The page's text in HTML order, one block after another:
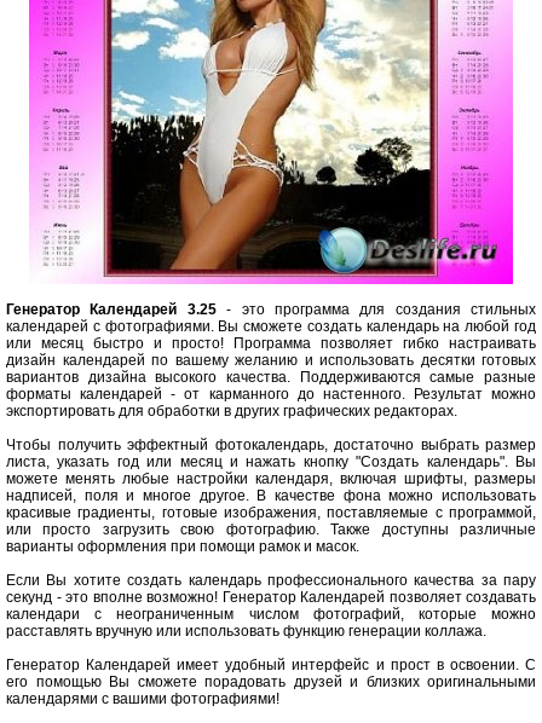
Генератор Календарей 3.25- это программа для создания стильных
календарей с фотографиями. Вы сможете создать календарь на любой год
или месяц быстро и просто! Программа позволяет гибко настраивать
дизайн календарей по вашему желанию и использовать десятки готовых
вариантов дизайна высокого качества. Поддерживаются самые разные
форматы календарей - от карманного до настенного. Результат можно
экспортировать для обработки в других графических редакторах.
Чтобы получить эффектный фотокалендарь, достаточно выбрать размер
листа, указать год или месяц и нажать кнопку "Создать календарь". Вы
можете менять любые настройки календаря, включая шрифты, размеры
надписей, поля и многое другое. В качестве фона можно использовать
красивые градиенты, готовые изображения, поставляемые с программой,
или просто загрузить свою фотографию. Также доступны различные
варианты оформления при помощи рамок и масок.
Если Вы хотите создать календарь профессионального качества за пару
секунд - это вполне возможно! Генератор Календарей позволяет создавать
календари с неограниченным числом фотографий, которые можно
расставлять вручную или использовать функцию генерации коллажа.
Генератор Календарей имеет удобный интерфейс и прост в освоении. С
его помощью Вы сможете порадовать друзей и близких оригинальными
календарями с вашими фотографиями!